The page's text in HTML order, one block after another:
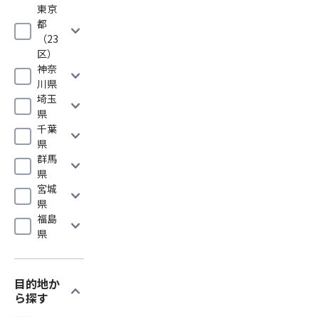
東京
都
（23
区）
expand_more
神奈
川県
expand_more
埼玉
県
expand_more
千葉
県
expand_more
群馬
県
expand_more
宮城
県
expand_more
福島
県
expand_more
目的地か
ら探す
expand_more